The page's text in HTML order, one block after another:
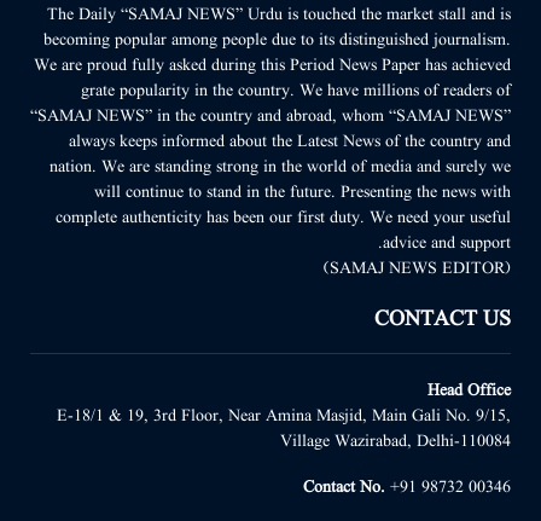
The Daily “SAMAJ NEWS” Urdu is touched the market stall and is
becoming popular among people due to its distinguished journalism.
We are proud fully asked during this Period News Paper has achieved
grate popularity in the country. We have millions of readers of
“SAMAJ NEWS” in the country and abroad, whom “SAMAJ NEWS”
always keeps informed about the Latest News of the country and
nation. We are standing strong in the world of media and surely we
will continue to stand in the future. Presenting the news with
complete authenticity has been our first duty. We need your useful
advice and support.
(SAMAJ NEWS EDITOR)
CONTACT US
Head Office
E-18/1 & 19, 3rd Floor, Near Amina Masjid, Main Gali No. 9/15,
Village Wazirabad, Delhi-110084
Contact No. +91 98732 00346